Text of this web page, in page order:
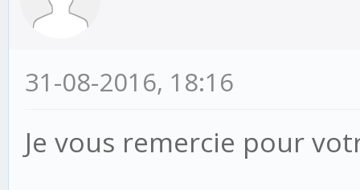
31-08-2016, 18:16
Je vous remercie pour